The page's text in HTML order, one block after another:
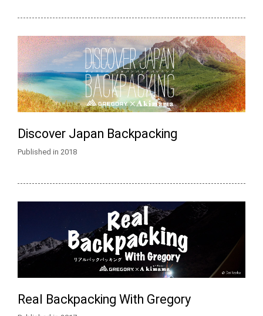
Discover Japan Backpacking
Published in 2018
Real Backpacking With Gregory